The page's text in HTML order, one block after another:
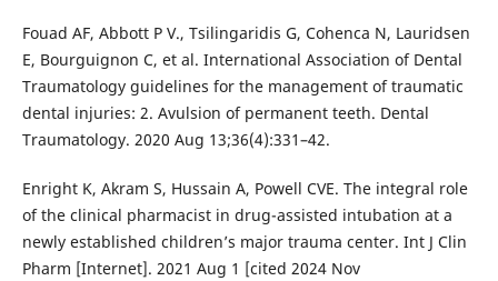
Fouad AF, Abbott P V., Tsilingaridis G, Cohenca N, Lauridsen
E, Bourguignon C, et al. International Association of Dental
Traumatology guidelines for the management of traumatic
dental injuries: 2. Avulsion of permanent teeth. Dental
Traumatology. 2020 Aug 13;36(4):331–42.
Enright K, Akram S, Hussain A, Powell CVE. The integral role
of the clinical pharmacist in drug-assisted intubation at a
newly established children’s major trauma center. Int J Clin
Pharm [Internet]. 2021 Aug 1 [cited 2024 Nov